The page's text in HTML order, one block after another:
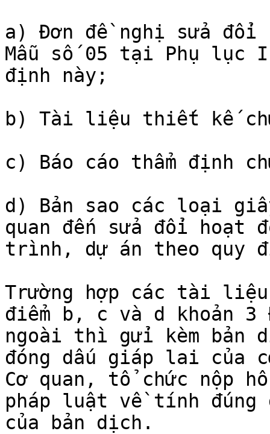
a) Đơn đề nghị sửa đổi
Mẫu số 05 tại Phụ lục
định này;
b) Tài liệu thiết kế
c) Báo cáo thẩm định
d) Bản sao các loại
quan đến sửa đổi hoạt
trình, dự án theo quy
Trường hợp các tài
điểm b, c và d khoản 3
ngoài thì gửi kèm bản
đóng dấu giáp lai của
Cơ quan, tổ chức nộp
pháp luật về tính đúng
của bản dịch.